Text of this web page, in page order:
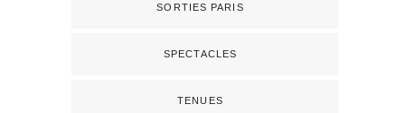
SORTIES PARIS
SPECTACLES
TENUES